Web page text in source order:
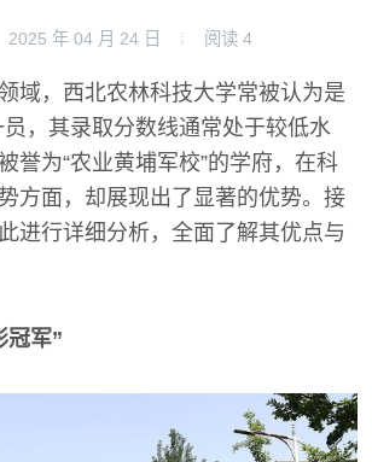
2025 年 04 月 24 日 阅读 4
域，西北农林科技大学常被认为是
员，其录取分数线通常处于较低水
誉为“农业黄埔军校”的学府，在科
方面，却展现出了显著的优势。接
进行详细分析，全面了解其优点与
冠军”